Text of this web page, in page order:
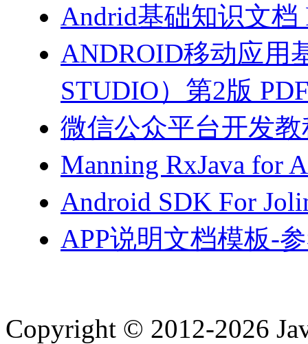
Andrid基础知识文档
ANDROID移动应用
STUDIO）第2版
微信公众平台开发
Manning RxJava for
Android SDK For
APP说明文档模板-
Copyright © 2012-2026